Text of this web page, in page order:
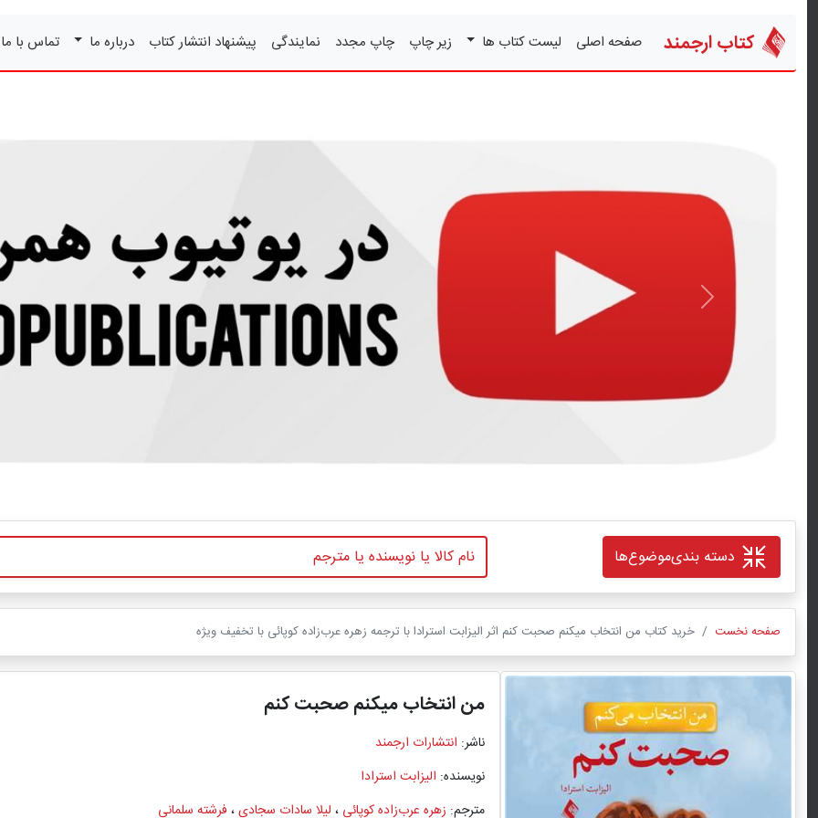
کتاب ارجمند صفحه اصلی لیست کتاب ها زیر چاپ چاپ مجدد نمایندگی پیشنهاد انتشار کتاب درباره ما تماس با
قبلی
دسته بندیموضوع‌ها
صفحه نخست خرید کتاب من انتخاب میکنم صحبت کنم اثر الیزابت استرادا با ترجمه زهره عرب‌زاده کوپائی با تخفیف ویژه
من انتخاب میکنم صحبت کنم
ناشر: انتشارات ارجمند
نویسنده: الیزابت استرادا
مترجم: زهره عرب‌زاده کوپائی ، لیلا سادات سجادی، فرشته سلمانی